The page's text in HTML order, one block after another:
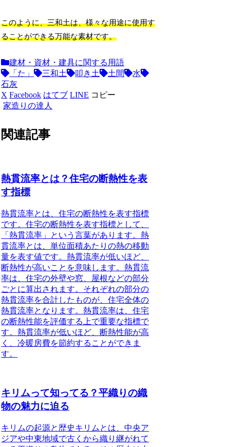
このように、三和土は、様々な用途に使用す
ることができる万能な素材です。
建材・資材・建具に関する用語
「た」
三和土 叩き土 土間
水
石灰
X Facebook はてブ LINE コピー
家造りの達人
関連記事
熱貫流率とは？住宅の断熱性を表
す指標
熱貫流率とは、住宅の断熱性を表す指標
です。住宅の断熱性を表す指標として、
「熱貫流率」という言葉があります。熱
貫流率とは、単位面積あたりの熱の移動
量を表す値です。熱貫流率が低いほど、
断熱性が高いことを意味します。熱貫流
率は、住宅の外壁や窓、屋根などの部分
ごとに算出されます。それぞれの部分の
熱貫流率を合計したものが、住宅全体の
熱貫流率となります。熱貫流率は、住宅
の断熱性能を評価する上で重要な指標で
す。熱貫流率が低いほど、断熱性能が高
く、冷暖房費を節約することができま
す。
キリムって知ってる？平織りの織
物の魅力に迫る
キリムの起源と歴史キリムとは、中央ア
ジアや中東地域で古くから織り継がれて